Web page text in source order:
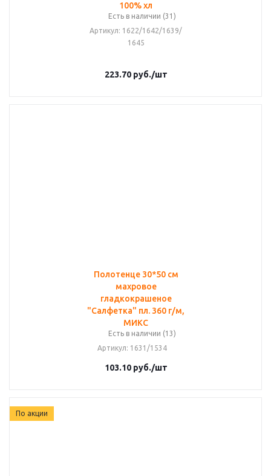
100% хл
Есть в наличии (31)
Артикул: 1622/1642/1639/
1645
223.70руб./шт
Полотенце 30*50 см
махровое
гладкокрашеное
"Салфетка" пл. 360 г/м,
МИКС
Есть в наличии (13)
Артикул: 1631/1534
103.10руб./шт
По акции